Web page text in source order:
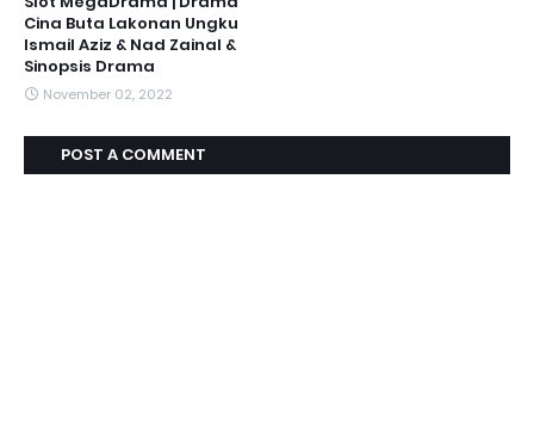
Cina Buta Lakonan Ungku
Ismail Aziz & Nad Zainal &
Sinopsis Drama
November 02, 2022
POST A COMMENT